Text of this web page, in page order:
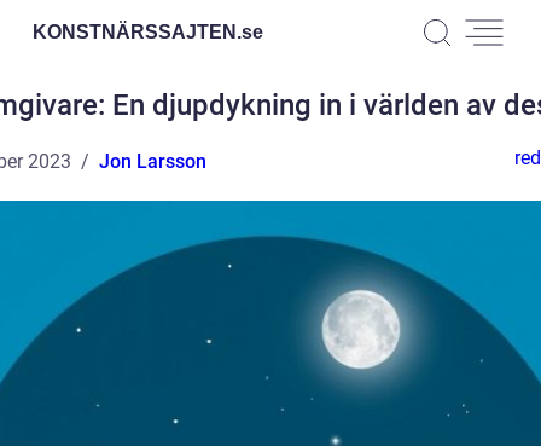
KONSTNÄRSSAJTEN.se
En djupdykning in i världen av
2023 Jon Larsson